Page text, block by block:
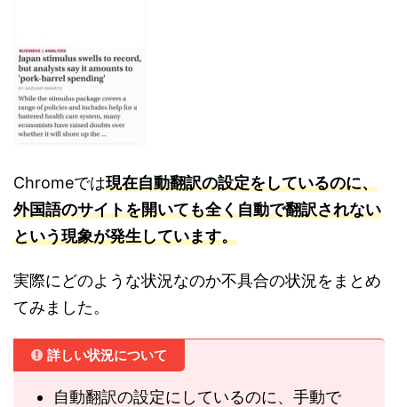
Chromeでは現在自動翻訳の設定をしているのに、
外国語のサイトを開いても全く自動で翻訳されない
という現象が発生しています。
実際にどのような状況なのか不具合の状況をまとめ
てみました。
詳しい状況について
自動翻訳の設定にしているのに、手動で